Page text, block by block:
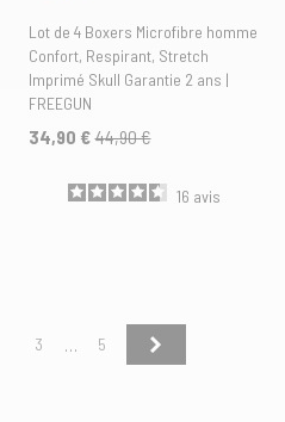
Lot de 4 Boxers Microfibre homme
Confort, Respirant, Stretch
Imprimé Skull Garantie 2 ans |
FREEGUN
34,90 € 44,90 €
16 avis
3 … 5 Suivant